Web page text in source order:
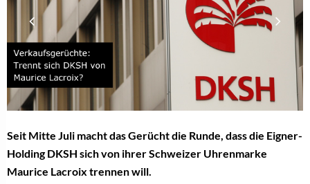
Seit Mitte Juli macht das Gerücht die Runde, dass die Eigner-
Holding DKSH sich von ihrer Schweizer Uhrenmarke
Maurice Lacroix trennen will.